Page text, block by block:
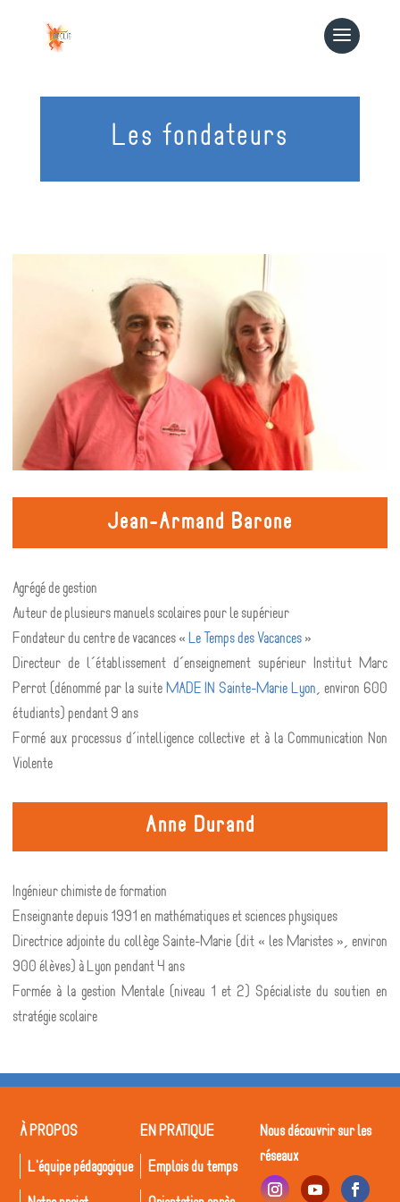
Les fondateurs
Jean-Armand Barone
Agrégé de gestion
Auteur de plusieurs manuels scolaires pour le supérieur
Fondateur du centre de vacances «Le Temps des Vacances»
Directeur de l’établissement d’enseignement supérieur Institut Marc
Perrot (dénommé par la suiteMADE IN Sainte-Marie Lyon, environ 600
étudiants) pendant 9 ans
Formé aux processus d’intelligence collective et à la Communication Non
Violente
Anne Durand
Ingénieur chimiste de formation
Enseignante depuis 1991 en mathématiques et sciences physiques
Directrice adjointe du collège Sainte-Marie (dit « les Maristes », environ
900 élèves) à Lyon pendant 4 ans
Formée à la gestion Mentale (niveau 1 et 2) Spécialiste du soutien en
stratégie scolaire
À PROPOS
L'équipe pédagogique
EN PRATIQUE
Emplois du temps
Nous découvrir sur les
réseaux